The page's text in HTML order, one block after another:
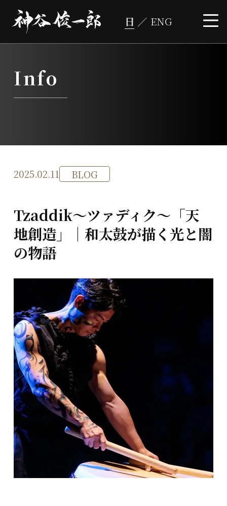
ス
Info
2025.02.11 BLOG
Tzaddik〜ツァディク〜「天
地創造」｜和太鼓が描く光と闇
の物語